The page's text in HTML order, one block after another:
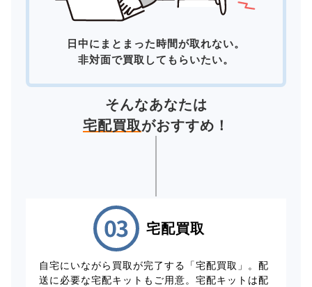
日中にまとまった時間が取れない。
非対面で買取してもらいたい。
そんなあなたは
宅配買取がおすすめ！
宅配買取
自宅にいながら買取が完了する「宅配買取」。配
送に必要な宅配キットもご用意。宅配キットは配